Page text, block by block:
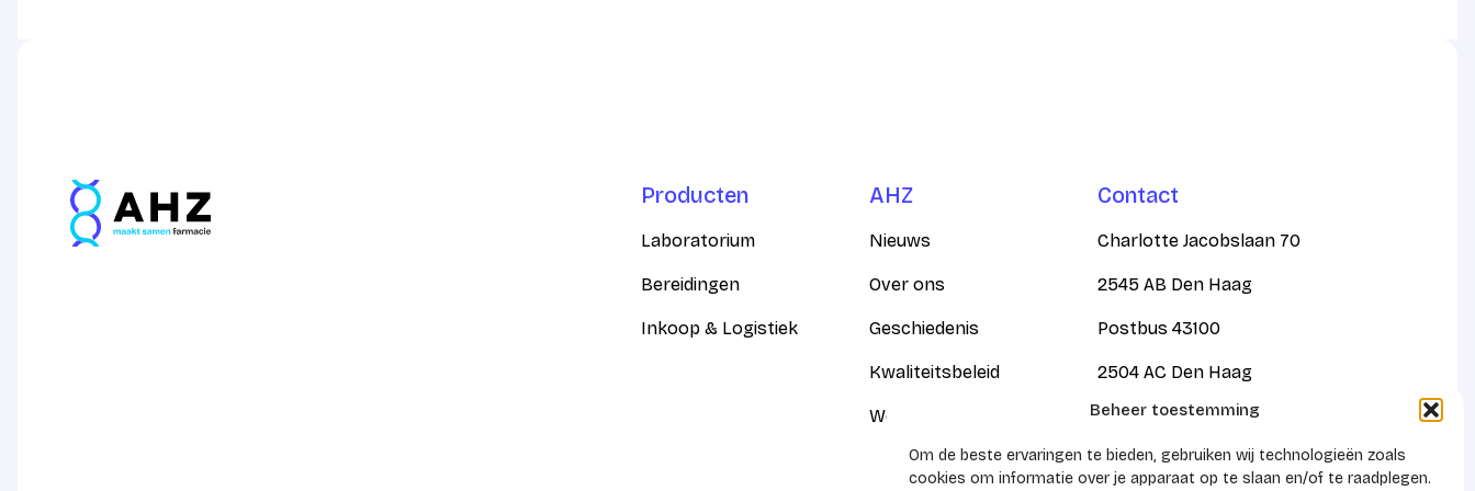
Beheer toestemming
Om de beste ervaringen te bieden, gebruiken wij technologieën zoals
cookies om informatie over je apparaat op te slaan en/of te raadplegen.
Producten
Laboratorium
Bereidingen
Inkoop & Logistiek
AHZ
Nieuws
Over ons
Geschiedenis
Kwaliteitsbeleid
Werken bij
Contact
Charlotte Jacobslaan 70
2545 AB Den Haag
Postbus 43100
2504 AC Den Haag
KVK 41159788